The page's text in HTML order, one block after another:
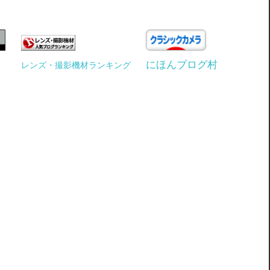
にほんブログ村
レンズ・撮影機材ランキング